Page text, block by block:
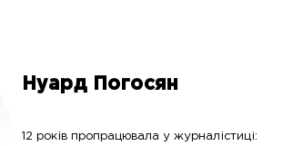
Нуард Погосян
12 років пропрацювала у журналістиці: